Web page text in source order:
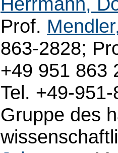
Prof.
863-2828;
+49 951 863
Tel. +49-
Gruppe des